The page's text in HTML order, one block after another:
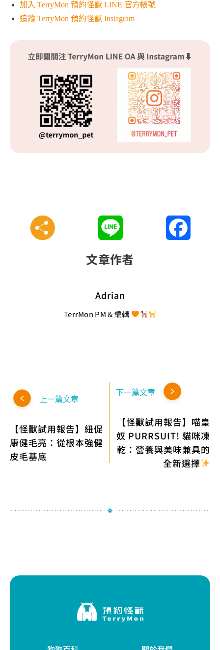
加入 TerryMon 預約怪獸 LINE 官方帳號
追蹤 TerryMon 預約怪獸 Instagram
文章作者
Adrian
TerrMon PM & 編輯
上一篇文章
【怪獸試用報告】紐促
康健毛亮：從根本強健
皮毛基底
下一篇文章
【怪獸試用報告】喵皇
奴 PURRSUIT! 貓咪凍
乾：營養與美味兼具的
全新選擇